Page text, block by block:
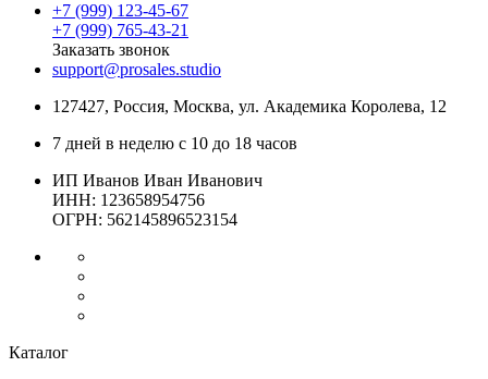
+7 (999) 123-45-67
+7 (999) 765-43-21
Заказать звонок
support@prosales.studio
127427, Россия, Москва, ул. Академика Королева, 12
7 дней в неделю с 10 до 18 часов
ИП Иванов Иван Иванович
ИНН: 123658954756
ОГРН: 562145896523154
Каталог